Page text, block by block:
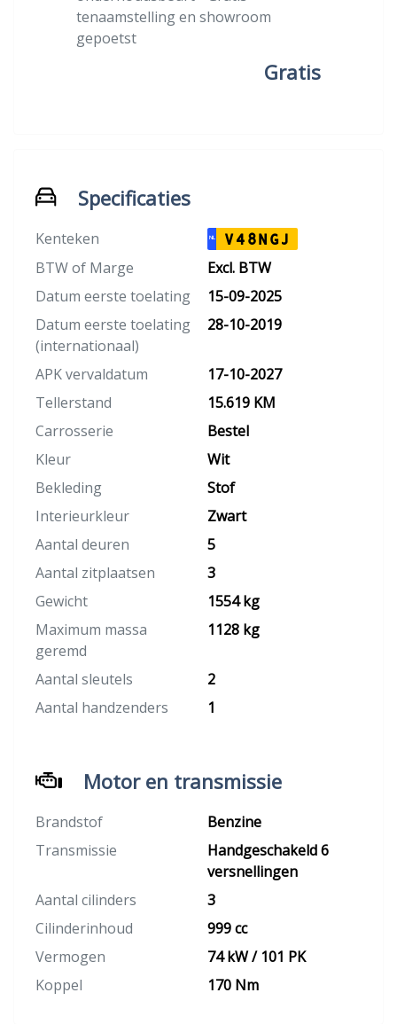
tenaamstelling en showroom
gepoetst
Gratis
Specificaties
Kenteken NL V48NGJ
BTW of Marge
Excl. BTW
Datum eerste toelating
15-09-2025
Datum eerste toelating
(internationaal)
28-10-2019
APK vervaldatum
17-10-2027
Tellerstand
15.619 KM
Carrosserie
Bestel
Kleur
Wit
Bekleding
Stof
Interieurkleur
Zwart
Aantal deuren
5
Aantal zitplaatsen
3
Gewicht
1554 kg
Maximum massa
geremd
1128 kg
Aantal sleutels
2
Aantal handzenders
1
Motor en transmissie
Brandstof
Benzine
Transmissie
Handgeschakeld 6
versnellingen
Aantal cilinders
3
Cilinderinhoud
999 cc
Vermogen
74 kW / 101 PK
Koppel
170 Nm